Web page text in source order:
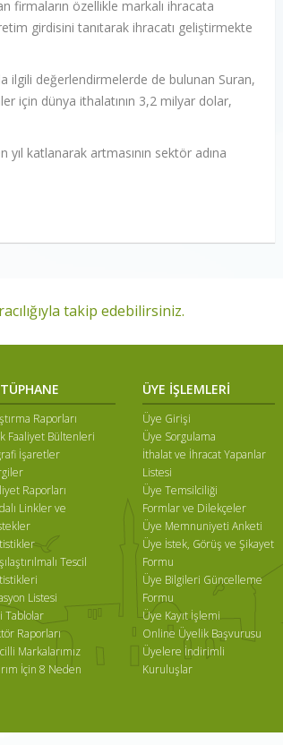
firmaların özellikle markalı ihracata
girdisini tanıtarak ihracatı geliştirmekte
ilgili değerlendirmelerde de bulunan Suran,
için dünya ithalatının 3,2 milyar dolar,
katlanarak artmasının sektör adına
takip edebilirsiniz.
Raporları
Faaliyet Bültenleri
İşaretler
Raporları
Linkler ve
Tescil
Listesi
Tablolar
Raporları
Markalarımız
İçin 8 Neden
ÜYE İŞLEMLERİ
Üye Girişi
Üye Sorgulama
İthalat ve İhracat Yapanlar
Listesi
Üye Temsilciliği
Formlar ve Dilekçeler
Üye Memnuniyeti Anketi
Üye İstek, Görüş ve Şikayet
Formu
Üye Bilgileri Güncelleme
Formu
Üye Kayıt İşlemi
Online Üyelik Başvurusu
Üyelere İndirimli
Kuruluşlar